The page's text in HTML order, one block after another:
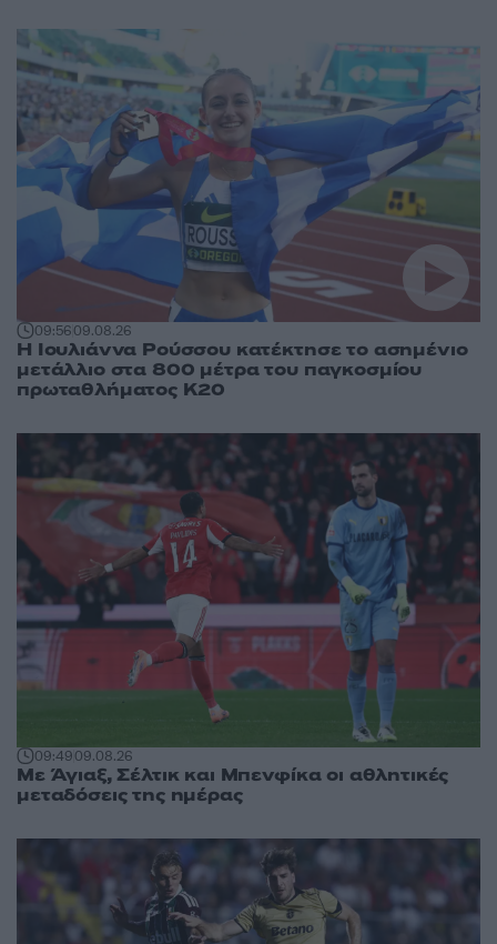
09:5609.08.26
Η Ιουλιάννα Ρούσσου κατέκτησε το ασημένιο
μετάλλιο στα 800 μέτρα του παγκοσμίου
πρωταθλήματος Κ20
09:4909.08.26
Με Άγιαξ, Σέλτικ και Μπενφίκα οι αθλητικές
μεταδόσεις της ημέρας